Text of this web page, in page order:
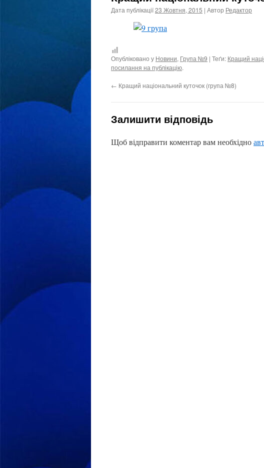
Дата публікації23 Жовтня, 2015 | Автор Редактор
Опубліковано у Новини, Група №9 | Теґи: Кращий
посилання на публікацію.
← Кращий національний куточок (група №8)
Залишити відповідь
Щоб відправити коментар вам необхідно